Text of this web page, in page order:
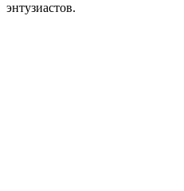
энтузиастов.